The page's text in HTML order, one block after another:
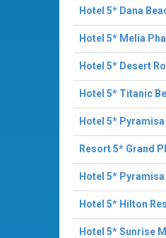
Hotel 5* Dana
Hotel 5* Melia
Hotel 5* Desert
Hotel 5* Titanic
Hotel 5*
Resort 5* Grand
Hotel 5*
Hotel 5* Hilton
Hotel 5* Sunrise